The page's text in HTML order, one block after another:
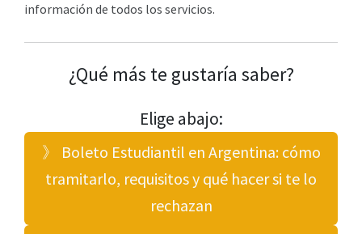
información de todos los servicios.
¿Qué más te gustaría saber?
Elige abajo:
》 Boleto Estudiantil en Argentina: cómo
tramitarlo, requisitos y qué hacer si te lo
rechazan